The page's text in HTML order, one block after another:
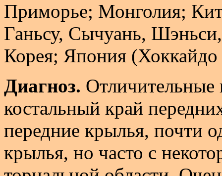
Приморье; Монголия;
Ганьсу, Сычуань,
Корея; Япония
Диагноз. Отличительные
костальный край
передние крылья, почти
крылья, но часто с